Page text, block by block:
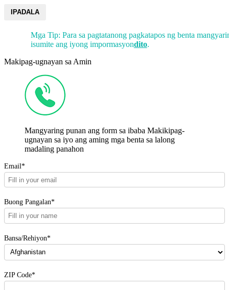
IPADALA
Mga Tip: Para sa pagtatanong pagkatapos ng benta
isumite ang iyong impormasyondito.
Makipag-ugnayan sa Amin
Mangyaring punan ang form sa ibaba Makikipag-
ugnayan sa iyo ang aming mga benta sa lalong
madaling panahon
Email*
Buong Pangalan*
Bansa/Rehiyon*
ZIP Code*